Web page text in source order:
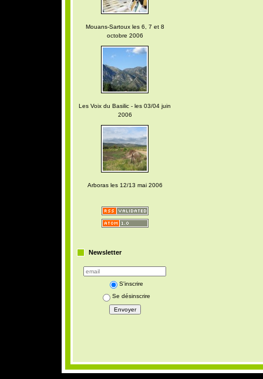
Mouans-Sartoux les 6, 7 et 8
octobre 2006
Les Voix du Basilic - les 03/04 juin
2006
Arboras les 12/13 mai 2006
Newsletter
S'inscrire
Se désinscrire